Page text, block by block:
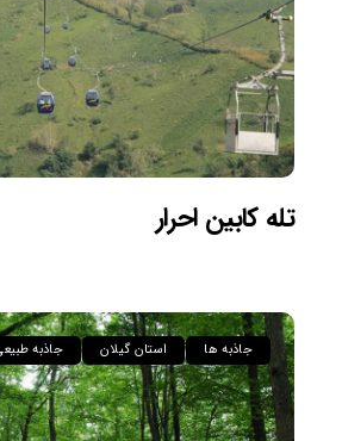
تله کابین احرار
جاذبه ها استان گیلان جاذبه